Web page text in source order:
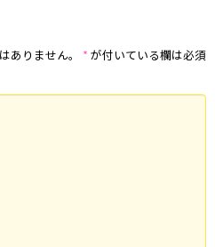
ありません。 * が付いている欄は必須